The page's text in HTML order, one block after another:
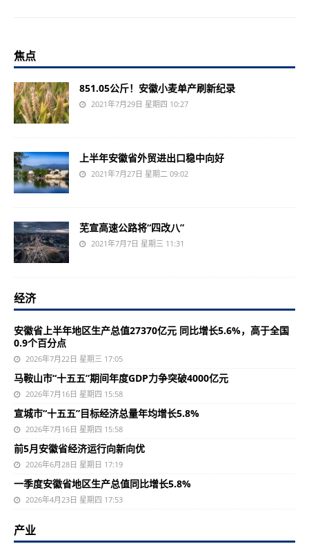
焦点
851.05公斤！安徽小麦单产刷新纪录
2021年7月29日 星期四 10:27
上半年安徽省外贸进出口稳中向好
2021年7月27日 星期二 09:02
芜宣高速公路将“四改八”
2021年7月7日 星期三 11:31
经济
安徽省上半年地区生产总值27370亿元 同比增长5.6%，高于全国
0.9个百分点
2026年7月22日 星期三 17:05
马鞍山市“十五五”期间年度GDP力争突破4000亿元
2026年7月16日 星期四 15:58
宣城市“十五五”目标经济总量年均增长5.8%
2026年7月16日 星期四 15:58
前5月安徽省经济运行向新向优
2026年6月28日 星期日 17:19
一季度安徽省地区生产总值同比增长5.8%
2026年4月23日 星期四 17:53
产业